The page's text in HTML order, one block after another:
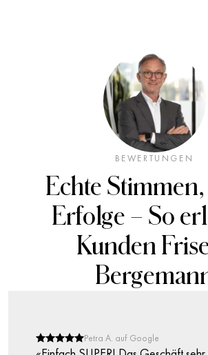
BEWERTUNGEN
Echte
Erfolge – So
Kunden
Petra A. auf Google